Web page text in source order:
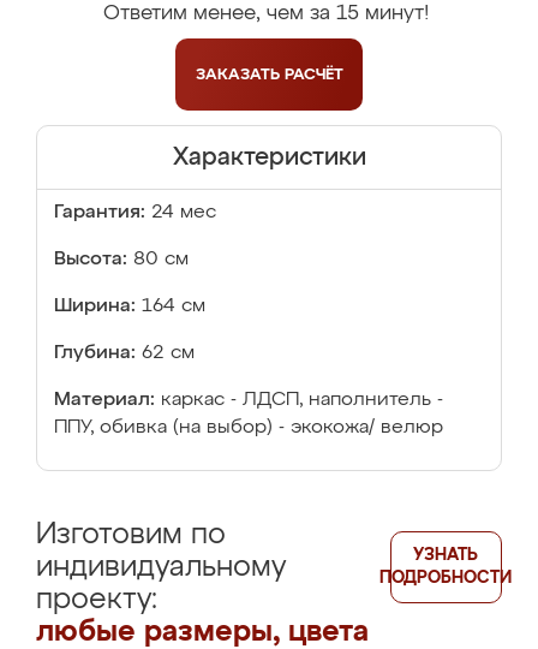
Ответим менее, чем за 15 минут!
ЗАКАЗАТЬ РАСЧЁТ
Характеристики
Гарантия: 24 мес
Высота: 80 см
Ширина: 164 см
Глубина: 62 см
Материал: каркас - ЛДСП, наполнитель -
ППУ, обивка (на выбор) - экокожа/ велюр
Изготовим по
индивидуальному
проекту:
любые размеры, цвета
УЗНАТЬ
ПОДРОБНОСТИ